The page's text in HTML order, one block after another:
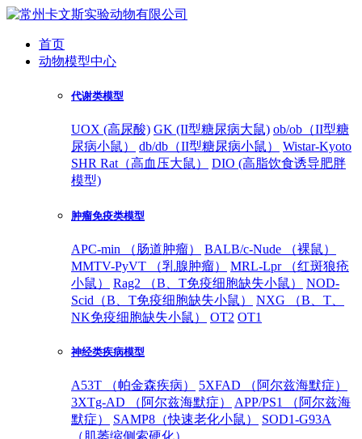
首页
动物模型中心
代谢类模型
UOX (高尿酸) GK (II型糖尿病大鼠) ob/ob（II型糖
尿病小鼠）
db/db（II型糖尿病小鼠）
Wistar-Kyoto
SHR Rat（高血压大鼠）
DIO (高脂饮食诱导肥胖
模型)
肿瘤免疫类模型
APC-min （肠道肿瘤）
BALB/c-Nude （裸鼠）
MMTV-PyVT （乳腺肿瘤）
MRL-Lpr （红斑狼疮
小鼠）
Rag2 （B、T免疫细胞缺失小鼠）
NOD-
Scid（B、T免疫细胞缺失小鼠）
NXG （B、T、
NK免疫细胞缺失小鼠）
OT2 OT1
神经类疾病模型
A53T （帕金森疾病）
5XFAD （阿尔兹海默症）
3XTg-AD （阿尔兹海默症）
APP/PS1 （阿尔兹海
默症）
SAMP8（快速老化小鼠）
SOD1-G93A
（肌萎缩侧索硬化）